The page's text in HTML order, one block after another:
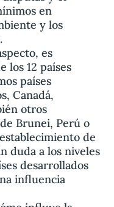
en
y los
es
los 12 países
países
Canadá,
otros
Brunei, Perú o
de
duda a los niveles
desarrollados
influencia